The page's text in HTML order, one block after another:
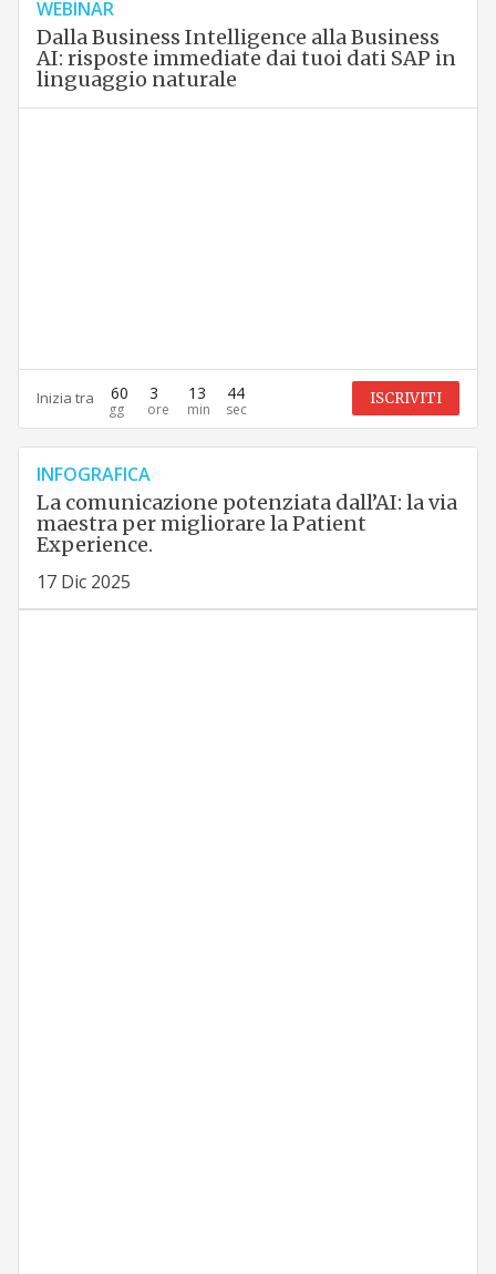
WEBINAR
Dalla Business Intelligence alla Business
AI: risposte immediate dai tuoi dati SAP in
linguaggio naturale
Inizia tra 60 3 13 43 ISCRIVITI
INFOGRAFICA
La comunicazione potenziata dall’AI: la via
maestra per migliorare la Patient
Experience.
17 Dic 2025